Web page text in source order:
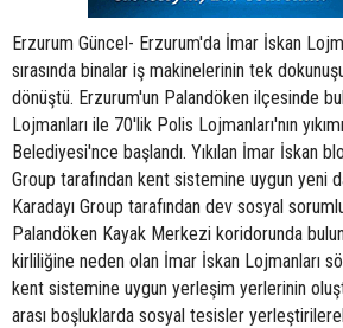
Erzurum Güncel- Erzurum'da İmar İskan
sırasında binalar iş makinelerinin tek
dönüştü. Erzurum'un Palandöken ilçesinde
Lojmanları ile 70'lik Polis Lojmanları'nın
Belediyesi'nce başlandı. Yıkılan İmar İskan
Group tarafından kent sistemine uygun yeni
Karadayı Group tarafından dev sosyal
Palandöken Kayak Merkezi koridorunda
kirliliğine neden olan İmar İskan Lojmanları
kent sistemine uygun yerleşim yerlerinin
arası boşluklarda sosyal tesisler